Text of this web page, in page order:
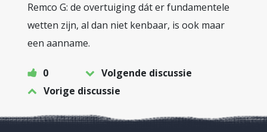
Remco G: de overtuiging dát er fundamentele
wetten zijn, al dan niet kenbaar, is ook maar
een aanname.
0
Volgende discussie
Vorige discussie